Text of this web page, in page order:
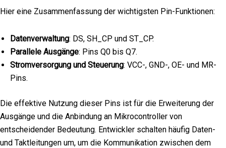
Hier eine Zusammenfassung der wichtigsten Pin-Funktionen:
Datenverwaltung: DS, SH_CP und ST_CP.
Parallele Ausgänge: Pins Q0 bis Q7.
Stromversorgung und Steuerung: VCC-, GND-, OE- und MR-
Pins.
Die effektive Nutzung dieser Pins ist für die Erweiterung der
Ausgänge und die Anbindung an Mikrocontroller von
entscheidender Bedeutung. Entwickler schalten häufig Daten-
und Taktleitungen um, um die Kommunikation zwischen dem